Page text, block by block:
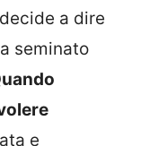
a dire
seminato
e